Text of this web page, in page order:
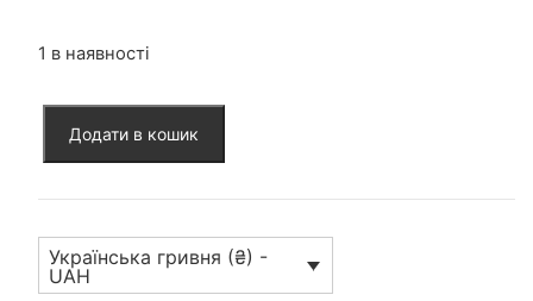
1 в наявності
яйці
949)
кількість
Додати в кошик
Українська гривня (₴) -
UAH